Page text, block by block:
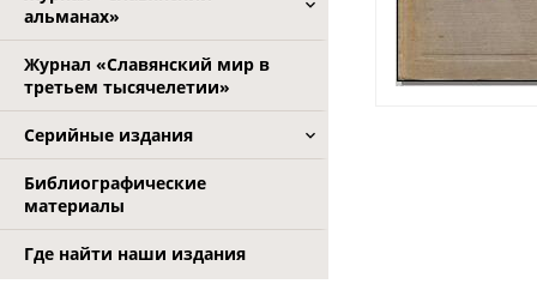
альманах»
Журнал «Славянский мир в
третьем тысячелетии»
Серийные издания
Библиографические
материалы
Где найти наши издания